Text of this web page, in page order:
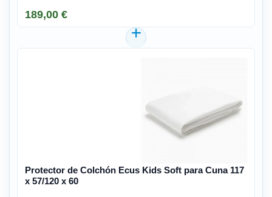
189,00 €
Protector de Colchón Ecus Kids Soft para Cuna 117
x 57/120 x 60